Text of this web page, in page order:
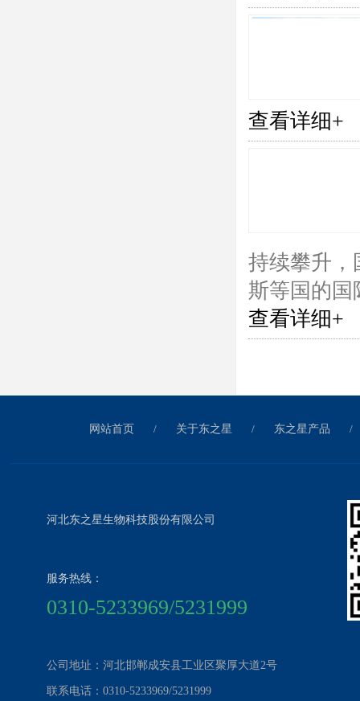
查看详细+
持续攀升，
斯等国的国
查看详细+
网站首页 / 关于东之星 / 东之星产品 /
河北东之星生物科技股份有限公司
服务热线：
0310-5233969/5231999
公司地址：河北邯郸成安县工业区聚厚大道2号
联系电话：0310-5233969/5231999